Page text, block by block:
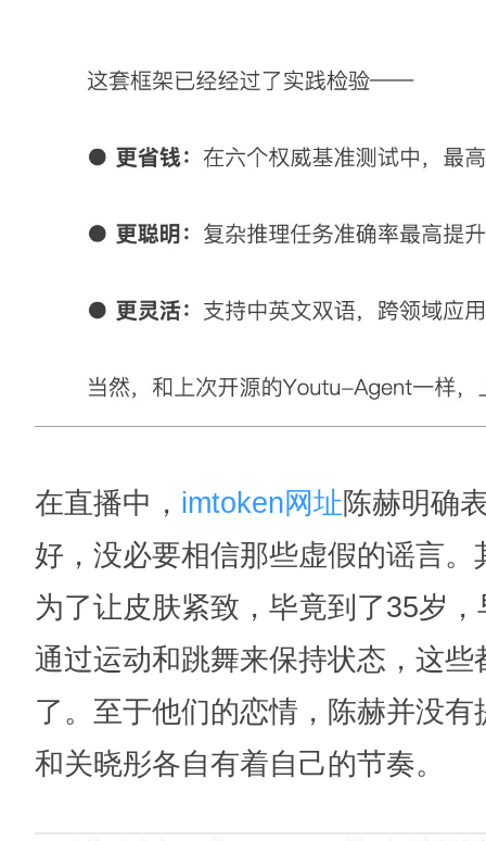
在直播中， imtoken网址陈赫明确
好，没必要相信那些虚假的谣言
为了让皮肤紧致，毕竟到了35岁
通过运动和跳舞来保持状态，这
了。至于他们的恋情，陈赫并没
和关晓彤各自有着自己的节奏。